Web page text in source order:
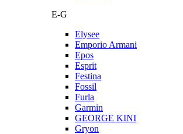
E-G
Elysee
Emporio Armani
Epos
Esprit
Festina
Fossil
Furla
Garmin
GEORGE KINI
Gryon